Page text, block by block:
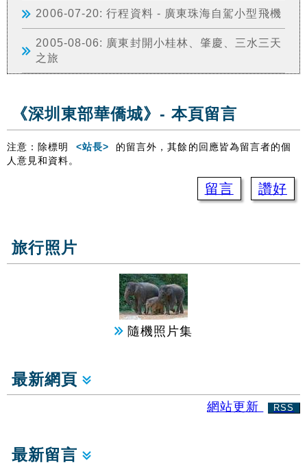
2006-07-20: 行程資料 - 廣東珠海自駕小型飛機
2005-08-06: 廣東封開小桂林、肇慶、三水三天
之旅
《深圳東部華僑城》- 本頁留言
注意：除標明 <站長>
的留言外，其餘的回應皆為留言者的個
人意見和資料。
留言 讚好
旅行照片
隨機照片集
最新網頁
網站更新 RSS
最新留言